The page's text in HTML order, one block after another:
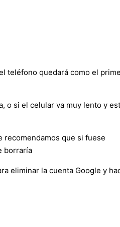
teléfono quedará como el
o si el celular va muy lento y
recomendamos que si fuese
borraría
eliminar la cuenta Google y